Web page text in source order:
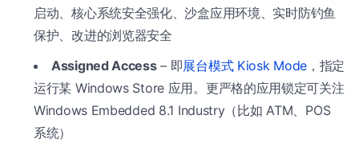
启动、核心系统安全强化、沙盒应用环境、实时防钓鱼
保护、改进的浏览器安全
Assigned Access– 即展台模式 Kiosk Mode，指定
运行某 Windows Store 应用。更严格的应用锁定可关注
Windows Embedded 8.1 Industry（比如 ATM、POS
系统）